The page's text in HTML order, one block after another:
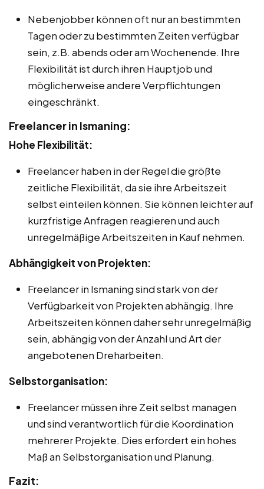
Nebenjobber können oft nur an bestimmten
Tagen oder zu bestimmten Zeiten verfügbar
sein, z.B. abends oder am Wochenende. Ihre
Flexibilität ist durch ihren Hauptjob und
möglicherweise andere Verpflichtungen
eingeschränkt.
Freelancer in Ismaning:
Hohe Flexibilität:
Freelancer haben in der Regel die größte
zeitliche Flexibilität, da sie ihre Arbeitszeit
selbst einteilen können. Sie können leichter auf
kurzfristige Anfragen reagieren und auch
unregelmäßige Arbeitszeiten in Kauf nehmen.
Abhängigkeit von Projekten:
Freelancer in Ismaning sind stark von der
Verfügbarkeit von Projekten abhängig. Ihre
Arbeitszeiten können daher sehr unregelmäßig
sein, abhängig von der Anzahl und Art der
angebotenen Dreharbeiten.
Selbstorganisation:
Freelancer müssen ihre Zeit selbst managen
und sind verantwortlich für die Koordination
mehrerer Projekte. Dies erfordert ein hohes
Maß an Selbstorganisation und Planung.
Fazit: